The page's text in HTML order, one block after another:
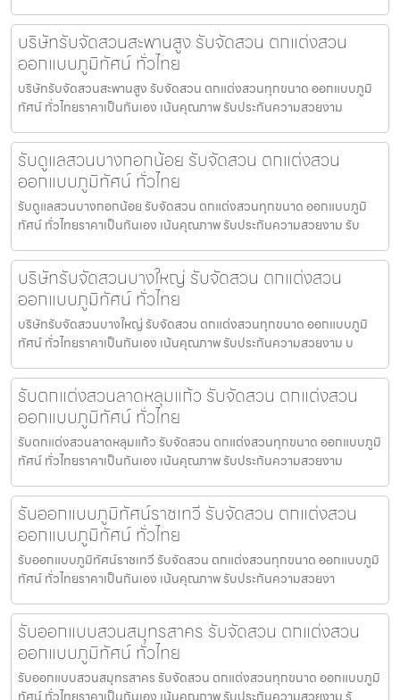
บริษัทรับจัดสวนสะพานสูง รับจัดสวน ตกแต่งสวน
ออกแบบภูมิทัศน์ ทั่วไทย
บริษัทรับจัดสวนสะพานสูง รับจัดสวน ตกแต่งสวนทุกขนาด ออกแบบภูมิ
ทัศน์ ทั่วไทยราคาเป็นกันเอง เน้นคุณภาพ รับประกันความสวยงาม
รับดูแลสวนบางกอกน้อย รับจัดสวน ตกแต่งสวน
ออกแบบภูมิทัศน์ ทั่วไทย
รับดูแลสวนบางกอกน้อย รับจัดสวน ตกแต่งสวนทุกขนาด ออกแบบภูมิ
ทัศน์ ทั่วไทยราคาเป็นกันเอง เน้นคุณภาพ รับประกันความสวยงาม รับ
บริษัทรับจัดสวนบางใหญ่ รับจัดสวน ตกแต่งสวน
ออกแบบภูมิทัศน์ ทั่วไทย
บริษัทรับจัดสวนบางใหญ่ รับจัดสวน ตกแต่งสวนทุกขนาด ออกแบบภูมิ
ทัศน์ ทั่วไทยราคาเป็นกันเอง เน้นคุณภาพ รับประกันความสวยงาม บ
รับตกแต่งสวนลาดหลุมแก้ว รับจัดสวน ตกแต่งสวน
ออกแบบภูมิทัศน์ ทั่วไทย
รับตกแต่งสวนลาดหลุมแก้ว รับจัดสวน ตกแต่งสวนทุกขนาด ออกแบบภูมิ
ทัศน์ ทั่วไทยราคาเป็นกันเอง เน้นคุณภาพ รับประกันความสวยงาม
รับออกแบบภูมิทัศน์ราชเทวี รับจัดสวน ตกแต่งสวน
ออกแบบภูมิทัศน์ ทั่วไทย
รับออกแบบภูมิทัศน์ราชเทวี รับจัดสวน ตกแต่งสวนทุกขนาด ออกแบบภูมิ
ทัศน์ ทั่วไทยราคาเป็นกันเอง เน้นคุณภาพ รับประกันความสวยงา
รับออกแบบสวนสมุทรสาคร รับจัดสวน ตกแต่งสวน
ออกแบบภูมิทัศน์ ทั่วไทย
รับออกแบบสวนสมุทรสาคร รับจัดสวน ตกแต่งสวนทุกขนาด ออกแบบภูมิ